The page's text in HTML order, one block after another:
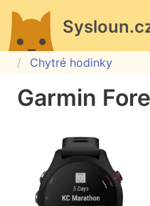
Chytré hodinky
Garmin